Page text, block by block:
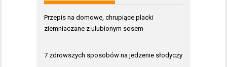
Przepis na domowe, chrupiące placki
ziemniaczane z ulubionym sosem
7 zdrowszych sposobów na jedzenie słodyczy